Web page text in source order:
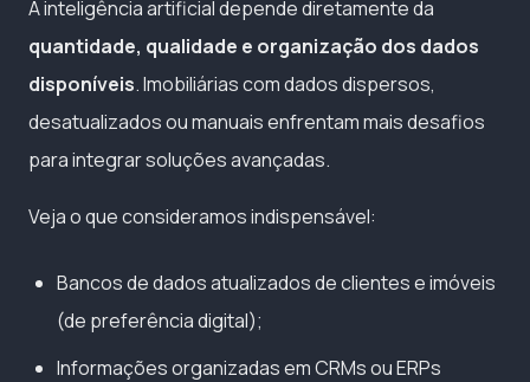
A inteligência artificial depende diretamente da
quantidade, qualidade e organização dos dados
disponíveis. Imobiliárias com dados dispersos,
desatualizados ou manuais enfrentam mais desafios
para integrar soluções avançadas.
Veja o que consideramos indispensável:
Bancos de dados atualizados de clientes e imóveis
(de preferência digital);
Informações organizadas em CRMs ou ERPs